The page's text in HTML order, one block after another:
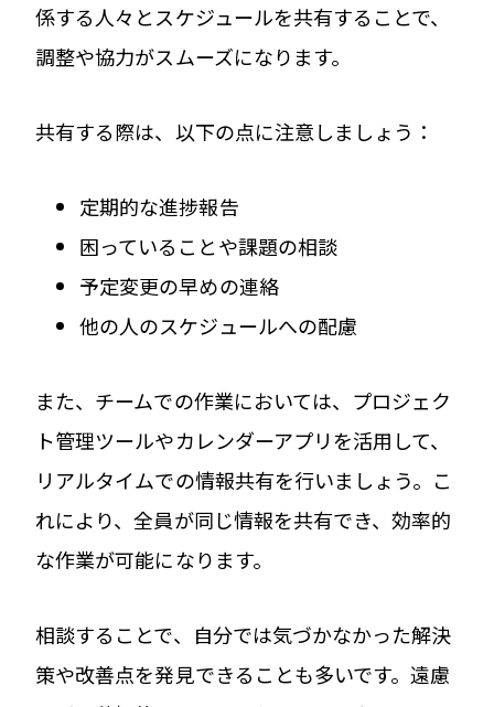
係する人々とスケジュールを共有することで、
調整や協力がスムーズになります。
共有する際は、以下の点に注意しましょう：
定期的な進捗報告
困っていることや課題の相談
予定変更の早めの連絡
他の人のスケジュールへの配慮
また、チームでの作業においては、プロジェク
ト管理ツールやカレンダーアプリを活用して、
リアルタイムでの情報共有を行いましょう。こ
れにより、全員が同じ情報を共有でき、効率的
な作業が可能になります。
相談することで、自分では気づかなかった解決
策や改善点を発見できることも多いです。遠慮